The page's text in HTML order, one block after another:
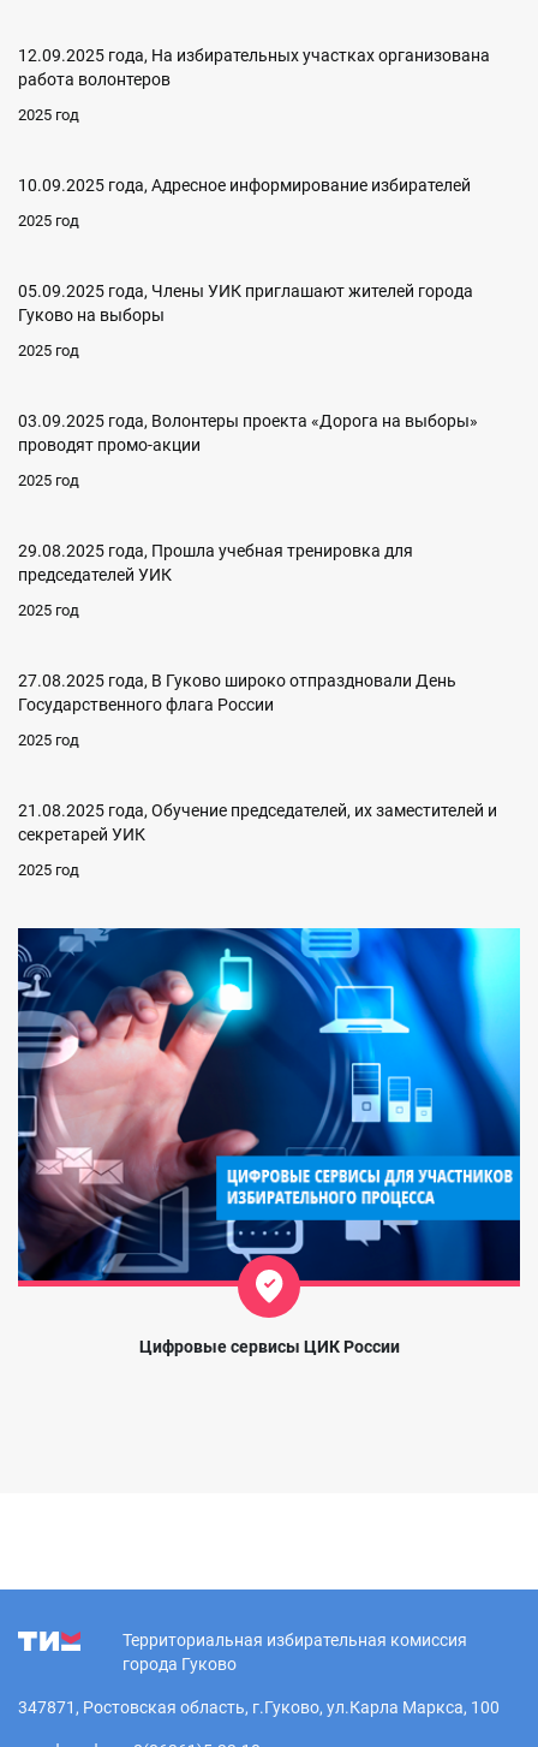
12.09.2025 года, На избирательных участках организована
работа волонтеров
2025 год
10.09.2025 года, Адресное информирование избирателей
2025 год
05.09.2025 года, Члены УИК приглашают жителей города
Гуково на выборы
2025 год
03.09.2025 года, Волонтеры проекта «Дорога на выборы»
проводят промо-акции
2025 год
29.08.2025 года, Прошла учебная тренировка для
председателей УИК
2025 год
27.08.2025 года, В Гуково широко отпраздновали День
Государственного флага России
2025 год
21.08.2025 года, Обучение председателей, их заместителей и
секретарей УИК
2025 год
Цифровые сервисы ЦИК России
Территориальная избирательная комиссия
города Гуково
347871, Ростовская область, г.Гуково, ул.Карла Маркса, 100